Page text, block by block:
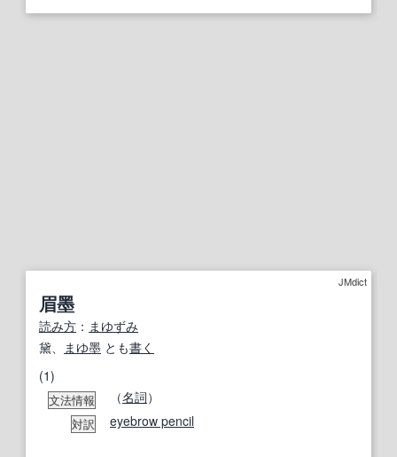
JMdict
眉墨
読み方 ： まゆずみ
黛、
まゆ墨 とも書く
(1)
文法情報 （名詞）
対訳 eyebrow pencil